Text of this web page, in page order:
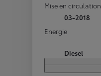
Mise en circulation
03-2018
Energie
Diesel